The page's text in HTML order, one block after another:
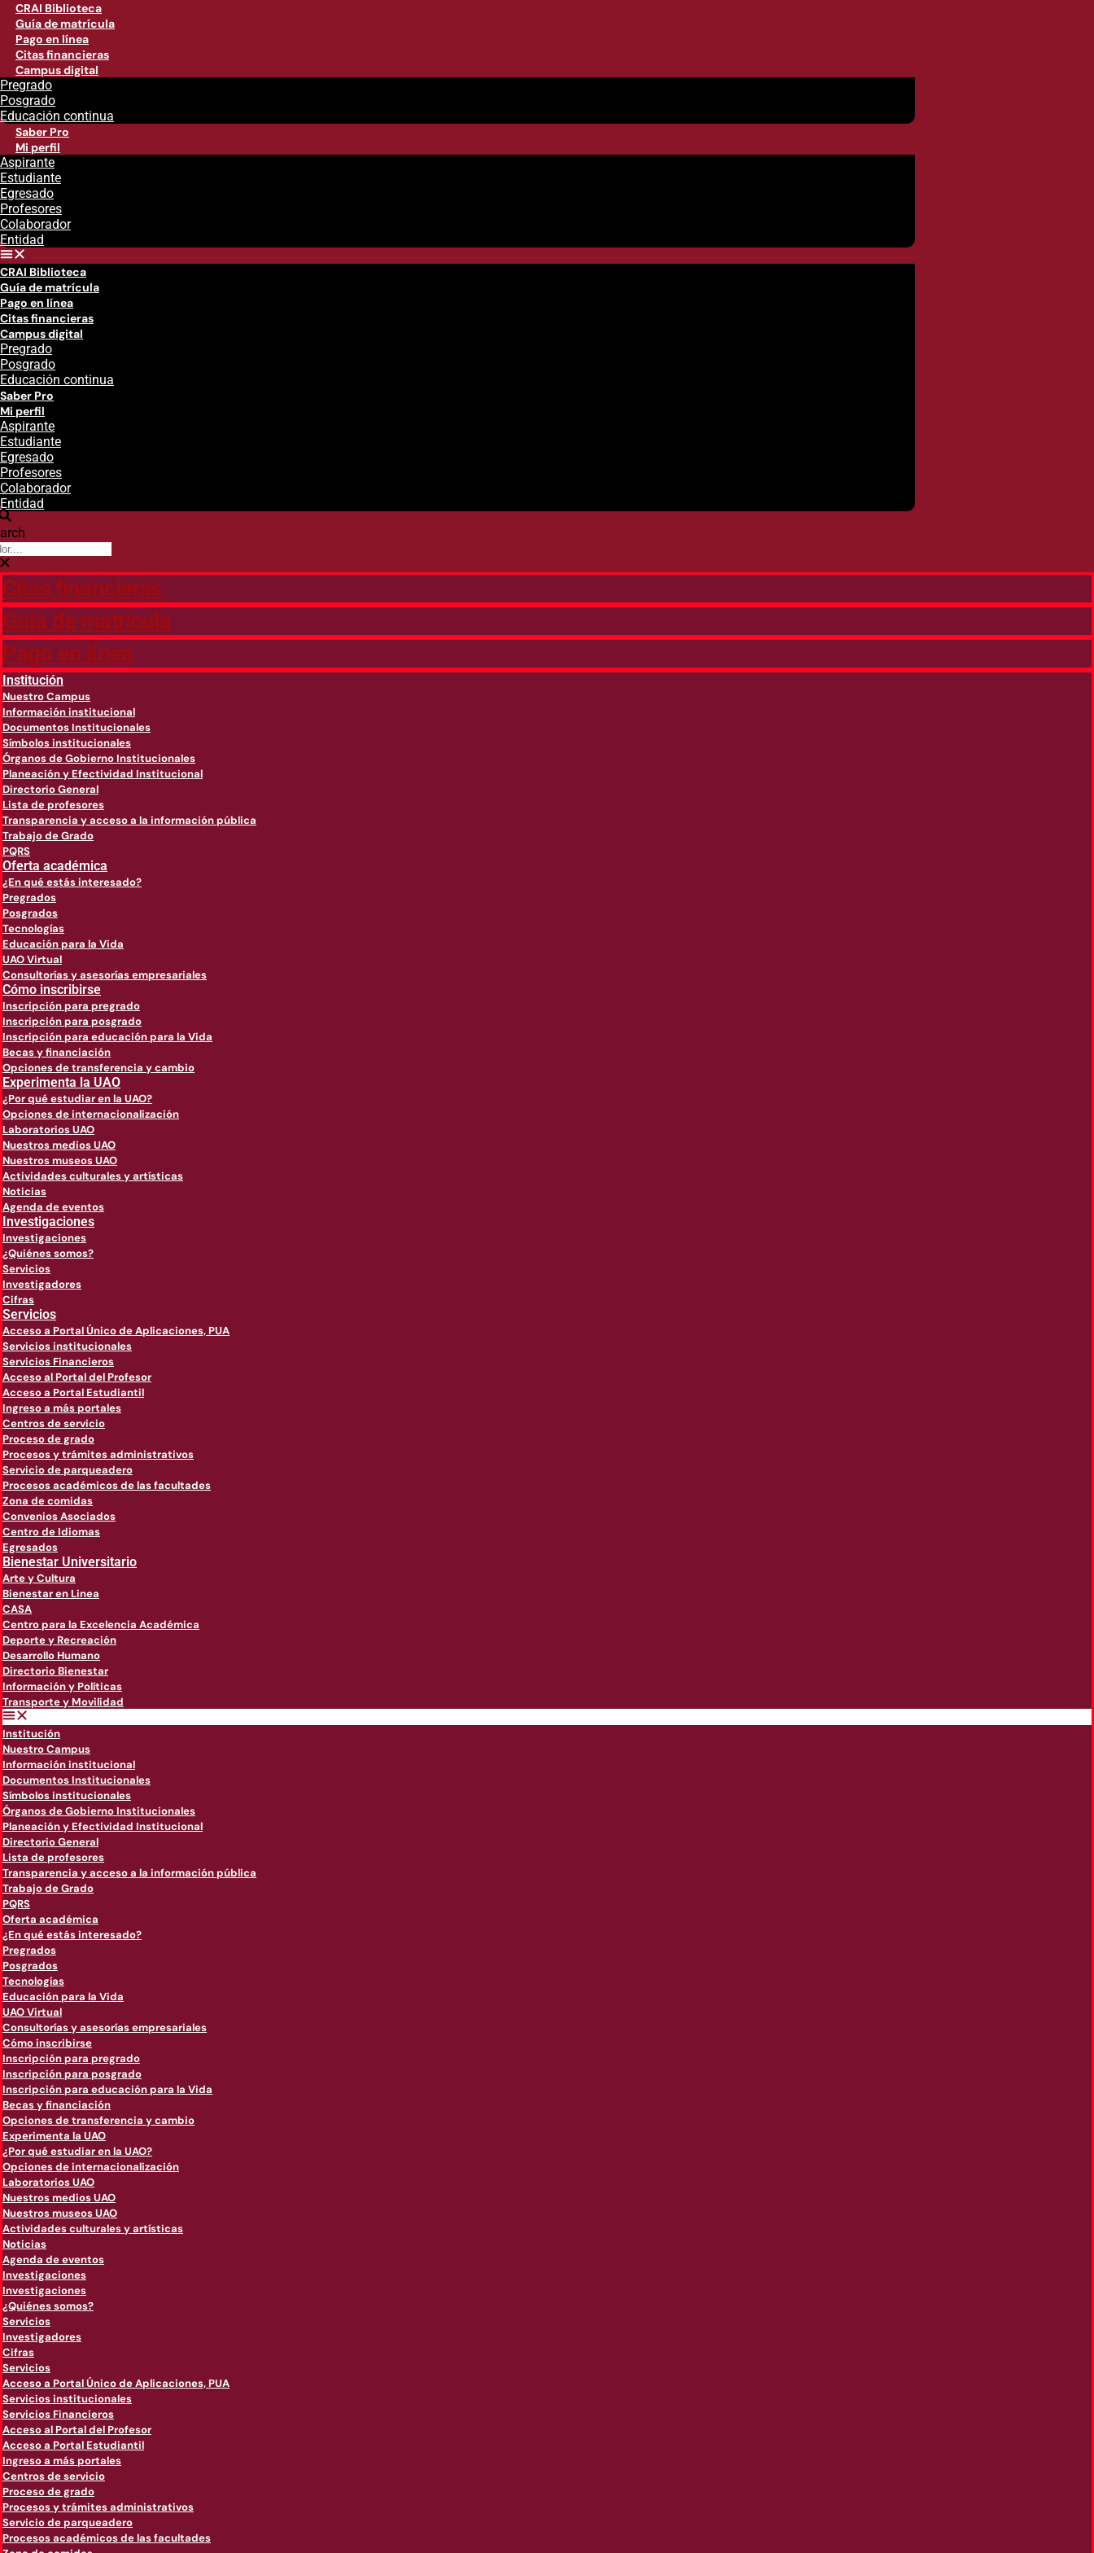
CRAI Biblioteca
Guía de matrícula
Pago en línea
Citas financieras
Campus digital
Pregrado
Posgrado
Educación continua
Saber Pro
Mi perfil
Aspirante
Estudiante
Egresado
Profesores
Colaborador
Entidad
CRAI Biblioteca
Guía de matrícula
Pago en línea
Citas financieras
Campus digital
Pregrado
Posgrado
Educación continua
Saber Pro
Mi perfil
Aspirante
Estudiante
Egresado
Profesores
Colaborador
Entidad
Citas financieras
Guía de matricula
Pago en línea
Institución
Nuestro Campus
Información institucional
Documentos Institucionales
Símbolos institucionales
Órganos de Gobierno Institucionales
Planeación y Efectividad Institucional
Directorio General
Lista de profesores
Transparencia y acceso a la información pública
Trabajo de Grado
PQRS
Oferta académica
¿En qué estás interesado?
Pregrados
Posgrados
Tecnologías
Educación para la Vida
UAO Virtual
Consultorías y asesorías empresariales
Cómo inscribirse
Inscripción para pregrado
Inscripción para posgrado
Inscripción para educación para la Vida
Becas y financiación
Opciones de transferencia y cambio
Experimenta la UAO
¿Por qué estudiar en la UAO?
Opciones de internacionalización
Laboratorios UAO
Nuestros medios UAO
Nuestros museos UAO
Actividades culturales y artísticas
Noticias
Agenda de eventos
Investigaciones
Investigaciones
¿Quiénes somos?
Servicios
Investigadores
Cifras
Servicios
Acceso a Portal Único de Aplicaciones, PUA
Servicios institucionales
Servicios Financieros
Acceso al Portal del Profesor
Acceso a Portal Estudiantil
Ingreso a más portales
Centros de servicio
Proceso de grado
Procesos y trámites administrativos
Servicio de parqueadero
Procesos académicos de las facultades
Zona de comidas
Convenios Asociados
Centro de Idiomas
Egresados
Bienestar Universitario
Arte y Cultura
Bienestar en Linea
CASA
Centro para la Excelencia Académica
Deporte y Recreación
Desarrollo Humano
Directorio Bienestar
Información y Políticas
Transporte y Movilidad
Institución
Nuestro Campus
Información institucional
Documentos Institucionales
Símbolos institucionales
Órganos de Gobierno Institucionales
Planeación y Efectividad Institucional
Directorio General
Lista de profesores
Transparencia y acceso a la información pública
Trabajo de Grado
PQRS
Oferta académica
¿En qué estás interesado?
Pregrados
Posgrados
Tecnologías
Educación para la Vida
UAO Virtual
Consultorías y asesorías empresariales
Cómo inscribirse
Inscripción para pregrado
Inscripción para posgrado
Inscripción para educación para la Vida
Becas y financiación
Opciones de transferencia y cambio
Experimenta la UAO
¿Por qué estudiar en la UAO?
Opciones de internacionalización
Laboratorios UAO
Nuestros medios UAO
Nuestros museos UAO
Actividades culturales y artísticas
Noticias
Agenda de eventos
Investigaciones
Investigaciones
¿Quiénes somos?
Servicios
Investigadores
Cifras
Servicios
Acceso a Portal Único de Aplicaciones, PUA
Servicios institucionales
Servicios Financieros
Acceso al Portal del Profesor
Acceso a Portal Estudiantil
Ingreso a más portales
Centros de servicio
Proceso de grado
Procesos y trámites administrativos
Servicio de parqueadero
Procesos académicos de las facultades